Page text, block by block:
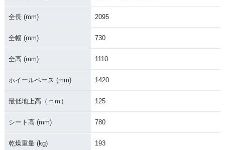
全長 (mm) 2095
全幅 (mm) 730
全高 (mm) 1110
ホイールベース (mm) 1420
最低地上高（ｍｍ） 125
シート高 (mm) 780
乾燥重量 (kg) 193